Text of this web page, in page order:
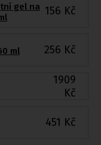
gel na 156 Kč
ml 256 Kč
1909
Kč
451 Kč